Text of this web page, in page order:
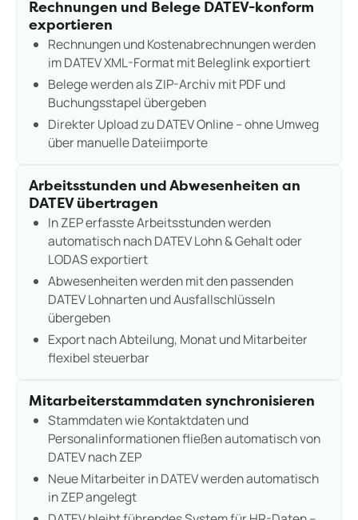
Rechnungen und Belege DATEV-konform
exportieren
Rechnungen und Kostenabrechnungen werden
im DATEV XML-Format mit Beleglink exportiert
Belege werden als ZIP-Archiv mit PDF und
Buchungsstapel übergeben
Direkter Upload zu DATEV Online – ohne Umweg
über manuelle Dateiimporte
Arbeitsstunden und Abwesenheiten an
DATEV übertragen
In ZEP erfasste Arbeitsstunden werden
automatisch nach DATEV Lohn & Gehalt oder
LODAS exportiert
Abwesenheiten werden mit den passenden
DATEV Lohnarten und Ausfallschlüsseln
übergeben
Export nach Abteilung, Monat und Mitarbeiter
flexibel steuerbar
Mitarbeiterstammdaten synchronisieren
Stammdaten wie Kontaktdaten und
Personalinformationen fließen automatisch von
DATEV nach ZEP
Neue Mitarbeiter in DATEV werden automatisch
in ZEP angelegt